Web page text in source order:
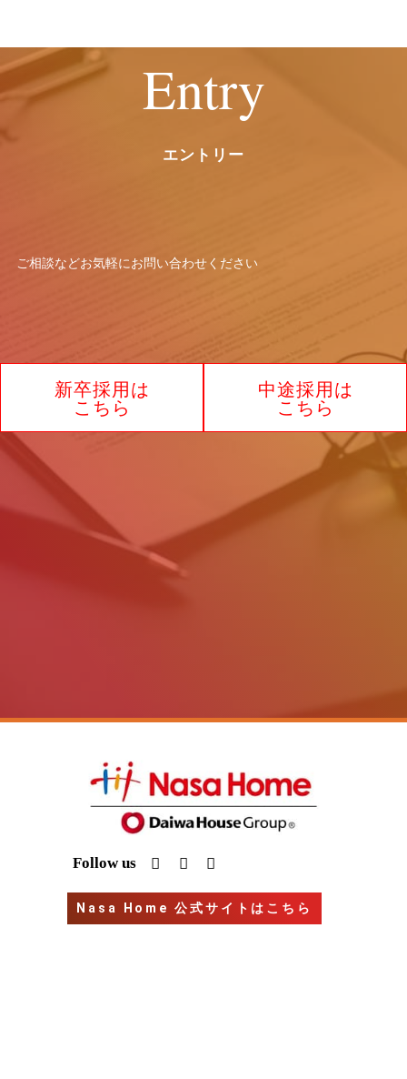
請求ができます。
お申し出は、以下の窓口にて受付けま
また、個々の選考・評価結果に関する情
報の開示には応じかねますので予めご了
お問合わせ窓口：林 智代
制定2025年7月1日
Entry
エントリー
ご相談などお気軽にお問い合わせください
新卒採用は
こちら
中途採用は
こちら
Follow us I
n
s
t
a
Y
o
u
t
u
G
o
o
g
l
Nasa Home 公式サイトはこちら